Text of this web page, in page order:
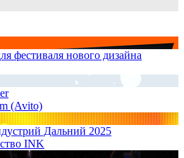
фестиваля нового дизайна
(Avito)
Дальний 2025
INK